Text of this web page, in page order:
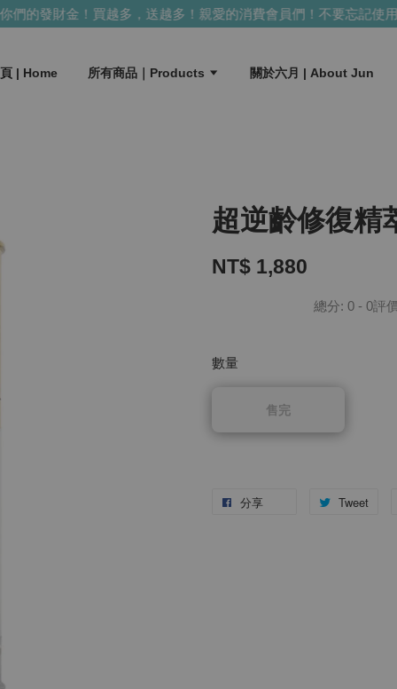
的發財金！買越多，送越多！親愛的消費會員們！不要忘記使用
| Home 所有商品｜Products 關於六月 | About Jun
超逆齡修復精
NT$ 1,880
總分: 0 - 0評
數量
售完
分享 Tweet